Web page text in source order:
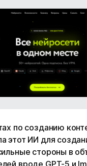
по созданию
этот ИИ для
стороны в